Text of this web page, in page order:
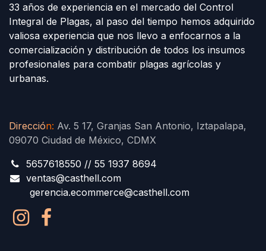
33 años de experiencia en el mercado del Control
Integral de Plagas, al paso del tiempo hemos adquirido
valiosa experiencia que nos llevo a enfocarnos a la
comercialización y distribución de todos los insumos
profesionales para combatir plagas agrícolas y
urbanas.
Dirección: Av. 5 17, Granjas San Antonio, Iztapalapa,
09070 Ciudad de México, CDMX
5657618550 // 55 1937 8694
ventas@casthell.com
gerencia.ecommerce@casthell.com